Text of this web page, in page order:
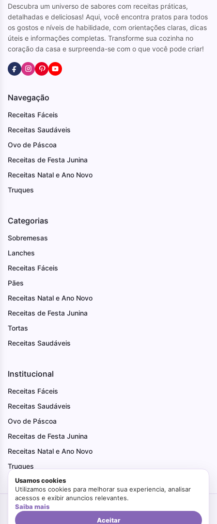
Descubra um universo de sabores com receitas práticas,
detalhadas e deliciosas! Aqui, você encontra pratos para todos
os gostos e níveis de habilidade, com orientações claras, dicas
úteis e informações completas. Transforme sua cozinha no
coração da casa e surpreenda-se com o que você pode criar!
Navegação
Receitas Fáceis
Receitas Saudáveis
Ovo de Páscoa
Receitas de Festa Junina
Receitas Natal e Ano Novo
Truques
Categorias
Sobremesas
Lanches
Receitas Fáceis
Pães
Receitas Natal e Ano Novo
Receitas de Festa Junina
Tortas
Receitas Saudáveis
Institucional
Receitas Fáceis
Receitas Saudáveis
Ovo de Páscoa
Receitas de Festa Junina
Receitas Natal e Ano Novo
Truques
Criado com Amor
Politica de PrivacidadeTermos de Uso
Usamos cookies
Utilizamos cookies para melhorar sua experiencia, analisar
acessos e exibir anuncios relevantes.
Saiba mais
Aceitar